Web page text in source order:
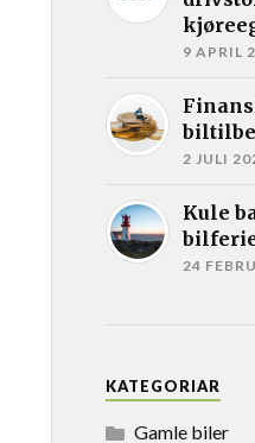
9 APRIL
2 JULI
Kule
24
KATEGORIAR
Gamle biler